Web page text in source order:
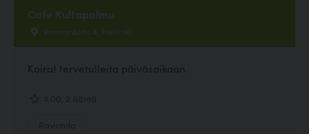
Cafe Kultapalmu
Vaasankatu 4, Helsinki
Koirat tervetulleita päiväsaikaan.